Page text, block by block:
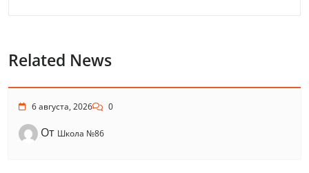
Related News
6 августа, 2026 0
От Школа №86